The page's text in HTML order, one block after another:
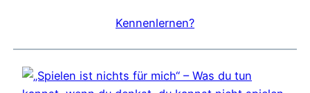
Kennenlernen?